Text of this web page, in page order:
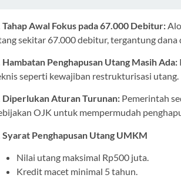
Tahap Awal Fokus pada 67.000 Debitur:
sekitar 67.000 debitur, tergantung dana
Hambatan Penghapusan Utang Masih Ada:
seperti kewajiban restrukturisasi utang.
Diperlukan Aturan Turunan: Pemerintah
OJK untuk mempermudah
Syarat Penghapusan Utang UMKM
Nilai utang maksimal Rp500 juta.
Kredit macet minimal 5 tahun.